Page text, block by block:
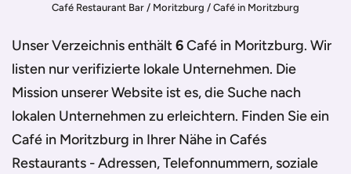
Café Restaurant Bar / Moritzburg / Café in Moritzburg
Unser Verzeichnis enthält6Café in Moritzburg. Wir
listen nur verifizierte lokale Unternehmen. Die
Mission unserer Website ist es, die Suche nach
lokalen Unternehmen zu erleichtern. Finden Sie ein
Café in Moritzburg in Ihrer Nähe in Cafés
Restaurants - Adressen, Telefonnummern, soziale